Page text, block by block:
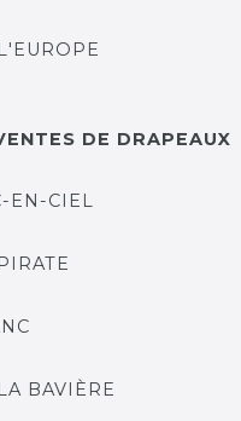
DE DRAPEAUX
EN-CIEL
BAVIÈRE